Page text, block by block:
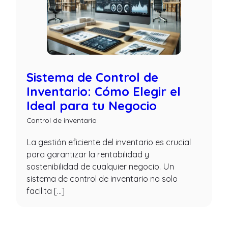
Sistema de Control de
Inventario: Cómo Elegir el
Ideal para tu Negocio
Control de inventario
La gestión eficiente del inventario es crucial
para garantizar la rentabilidad y
sostenibilidad de cualquier negocio. Un
sistema de control de inventario no solo
facilita […]